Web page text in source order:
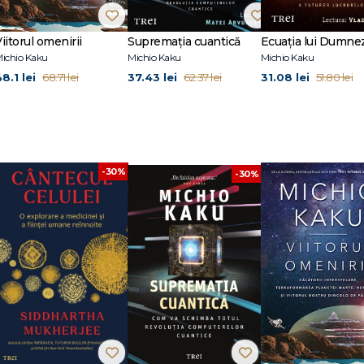
de planeta noastră și a provocărilor pe care le implică explorarea
și tehnologie
despre ceea ce urmează să vină
omenirii
Kaku
lei 68.71 lei
Supremația cuantică
Michio Kaku
37.43 lei 62.37 lei
Ecuația lui
Michio Kaku
31.08 lei 51.80 lei
-30% -30%